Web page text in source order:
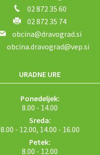
02 872 35 60
02 872 35 74
obcina@dravograd.si
obcina.dravograd@vep.si
URADNE URE
Ponedeljek:
8.00 - 14.00
Sreda:
8.00 - 12.00, 14.00 - 16.00
Petek:
8.00 - 12.00